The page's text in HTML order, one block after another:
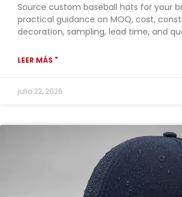
Source custom baseball hats for your
practical guidance on MOQ, cost,
decoration, sampling, lead time, and
LEER MÁS "
julio 22, 2026